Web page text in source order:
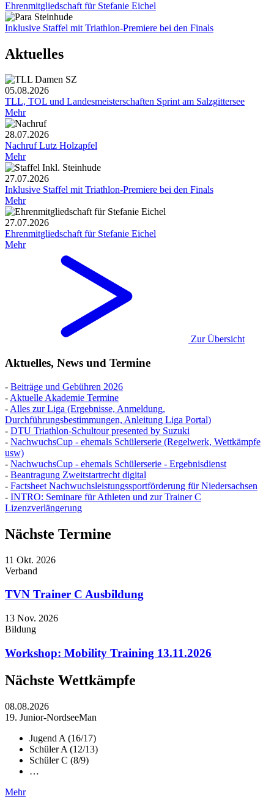
Ehrenmitgliedschaft für Stefanie Eichel
Inklusive Staffel mit Triathlon-Premiere bei den Finals
Aktuelles
05.08.2026
TLL, TOL und Landesmeisterschaften Sprint am Salzgittersee
Mehr
28.07.2026
Nachruf Lutz Holzapfel
Mehr
27.07.2026
Inklusive Staffel mit Triathlon-Premiere bei den Finals
Mehr
27.07.2026
Ehrenmitgliedschaft für Stefanie Eichel
Mehr
Zur Übersicht
Aktuelles, News und Termine
- Beiträge und Gebühren 2026
- Aktuelle Akademie Termine
- Alles zur Liga (Ergebnisse, Anmeldung,
Durchführungsbestimmungen, Anleitung Liga Portal)
- DTU Triathlon-Schultour presented by Suzuki
- NachwuchsCup - ehemals Schülerserie (Regelwerk, Wettkämpfe
usw)
- NachwuchsCup - ehemals Schülerserie - Ergebnisdienst
- Beantragung Zweitstartrecht digital
- Factsheet Nachwuchsleistungssportförderung für Niedersachsen
- INTRO: Seminare für Athleten und zur Trainer C
Lizenzverlängerung
Nächste Termine
11 Okt. 2026
Verband
TVN Trainer C Ausbildung
13 Nov. 2026
Bildung
Workshop: Mobility Training 13.11.2026
Nächste Wettkämpfe
08.08.2026
19. Junior-NordseeMan
Jugend A (16/17)
Schüler A (12/13)
Schüler C (8/9)
…
Mehr